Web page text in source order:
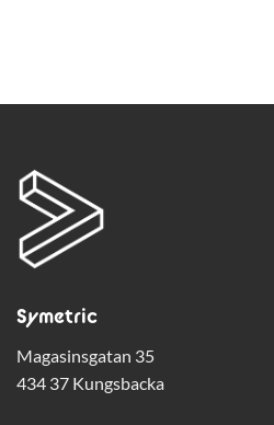
Symetric
Magasinsgatan 35
434 37 Kungsbacka